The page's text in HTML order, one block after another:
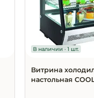
Витрина
настольная
В наличии · 1 шт.